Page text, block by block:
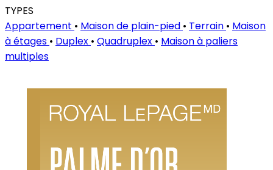
TYPES
Appartement • Maison de plain-pied • Terrain • Maison
à étages • Duplex • Quadruplex • Maison à paliers
multiples